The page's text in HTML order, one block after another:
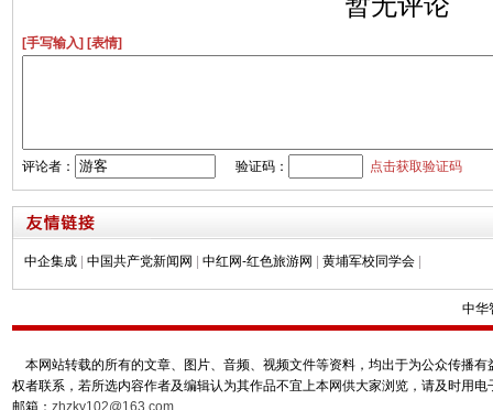
[手写输入] [表情]
评论者： 验证码： 点击获取验证码
中企集成 中国共产党新闻网 中红网-红色旅游网 黄埔军校同学会
中华
本网站转载的所有的文章、图片、音频、视频文件等资料，均出于为公众传播
权者联系，若所选内容作者及编辑认为其作品不宜上本网供大家浏览，请及时用
邮箱： zhzky102@163.com